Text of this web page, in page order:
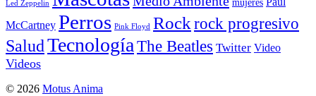
Led Zeppelin
McCartney Perros Pink Floyd Rock rock progresivo
SaludTecnología The Beatles Twitter Video
Videos
© 2026 Motus Anima